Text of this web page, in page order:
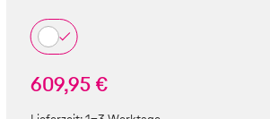
609,95 €